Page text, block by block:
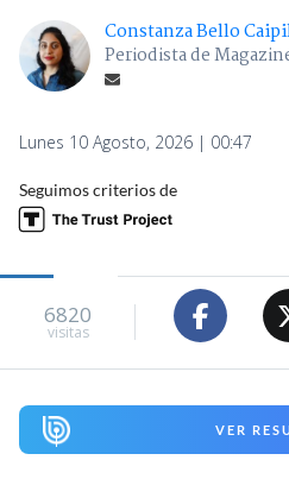
Constanza Bello
Periodista de
Lunes 10 Agosto, 2026 | 00:47
Seguimos criterios de
6820
visitas
VER